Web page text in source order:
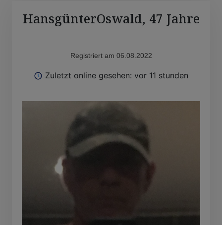
HansgünterOswald, 47 Jahre
Registriert am 06.08.2022
Zuletzt online gesehen: vor 11 stunden